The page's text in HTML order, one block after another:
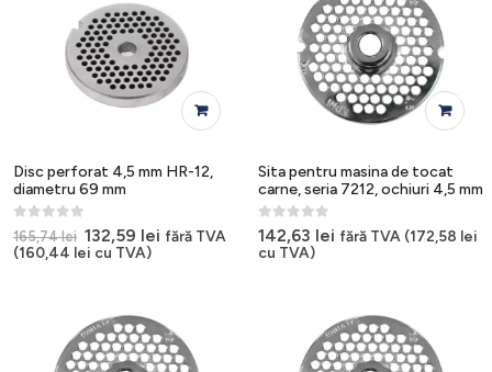
Disc perforat 4,5 mm HR-12,
diametru 69 mm
0out of 5
165,74lei Prețul
inițial
132,59 leiPrețul
fără TVA
(160,44 lei cu TVA)
Sita pentru masina de tocat
carne, seria 7212, ochiuri 4,5 mm
0 out of 5
142,63 lei fără TVA (172,58 lei
cu TVA)